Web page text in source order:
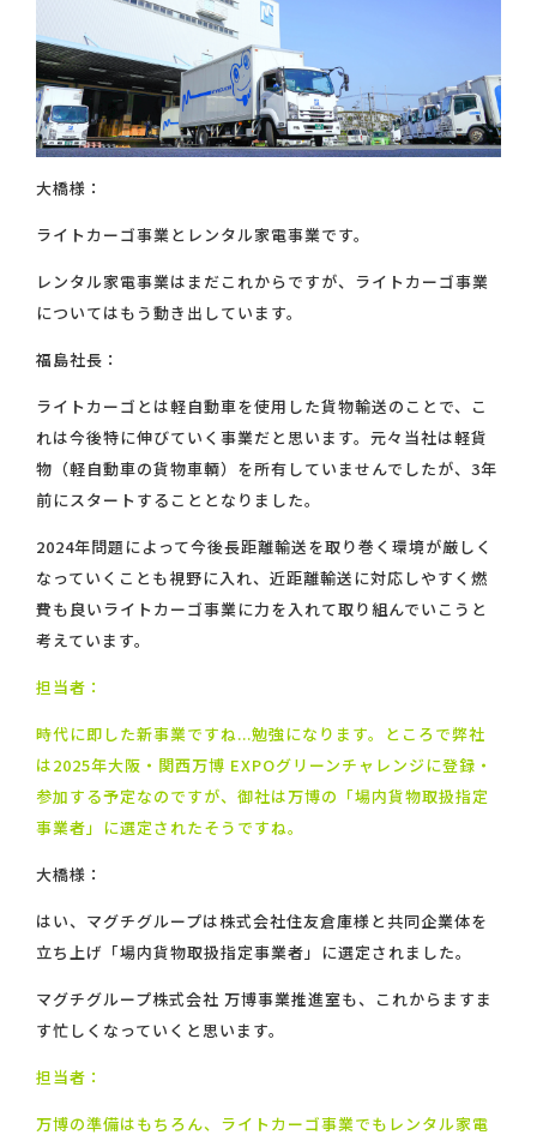
大橋様：
ライトカーゴ事業とレンタル家電事業です。
レンタル家電事業はまだこれからですが、ライトカーゴ事業
についてはもう動き出しています。
福島社長：
ライトカーゴとは軽自動車を使用した貨物輸送のことで、こ
れは今後特に伸びていく事業だと思います。元々当社は軽貨
物（軽自動車の貨物車輌）を所有していませんでしたが、3年
前にスタートすることとなりました。
2024年問題によって今後長距離輸送を取り巻く環境が厳しく
なっていくことも視野に入れ、近距離輸送に対応しやすく燃
費も良いライトカーゴ事業に力を入れて取り組んでいこうと
考えています。
担当者：
時代に即した新事業ですね...勉強になります。ところで弊社
は2025年大阪・関西万博 EXPOグリーンチャレンジに登録・
参加する予定なのですが、御社は万博の「場内貨物取扱指定
事業者」に選定されたそうですね。
大橋様：
はい、マグチグループは株式会社住友倉庫様と共同企業体を
立ち上げ「場内貨物取扱指定事業者」に選定されました。
マグチグループ株式会社 万博事業推進室も、これからますま
す忙しくなっていくと思います。
担当者：
万博の準備はもちろん、ライトカーゴ事業でもレンタル家電